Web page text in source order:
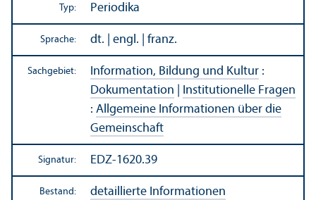
Typ: Periodika
Sprache: dt. | engl. | franz.
Sachgebiet: Information, Bildung und Kultur :
Dokumentation
Institutionelle Fragen
: Allgemeine Informationen über die
Gemeinschaft
Signatur: EDZ-1620.39
Bestand: detaillierte Informationen